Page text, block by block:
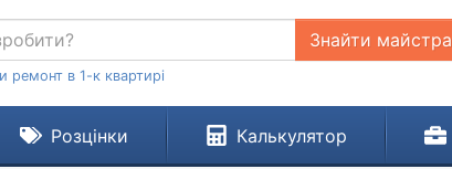
Знайти майстра
ремонт в 1-к квартирі
Розцінки Калькулятор